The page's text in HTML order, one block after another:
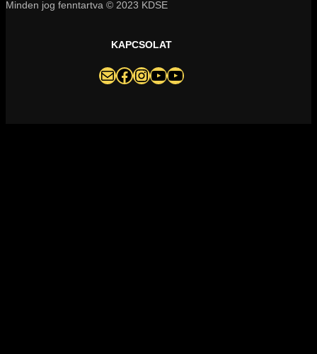
Minden jog fenntartva © 2023 KDSE
KAPCSOLAT
darazsak@darazsak.hu @kobanyaidarazsak @darazsak Kőbányai Darazsak csatorna Darazsak Online Basketball csatorna